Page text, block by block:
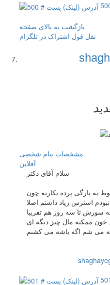
بازگشت به بالای صفحه
نقل قول اشتراک در تلگرام
مشخصات پیام شخصی
آفلاين
سلام آقای دکتر
به پارگی پرده بکارته چون
استرس زیاد داشتم اصلا
سوزش تا سه روز هم تقریبا
ممکنه مال چیز دیگه ای
می شم اگه باشه می کشنم